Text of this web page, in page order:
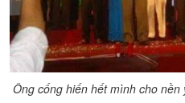
Ông cống hiến hết mình cho nền